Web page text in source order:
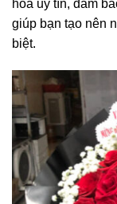
hoa uy tín, đảm
giúp bạn tạo nên
biệt.